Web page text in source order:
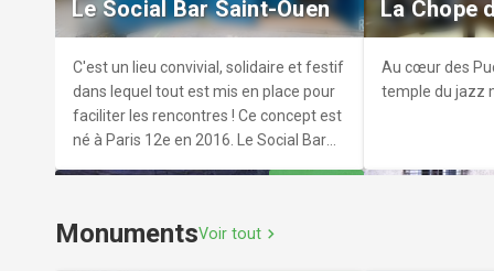
et Sowat, métamorphose les surfaces
vitrées de l'Espace Jacques Villeglé en
un champ d'expression artistique
mystérieux, unique et coloré.
Le Social Bar Saint-Ouen
C'est un lieu convivial, solidaire et festif
dans lequel tout est mis en place pour
faciliter les rencontres ! Ce concept est
né à Paris 12e en 2016. Le Social Bar
La Chope
Au cœur des
temple du jazz
MonumentsVoir tout chevron_right